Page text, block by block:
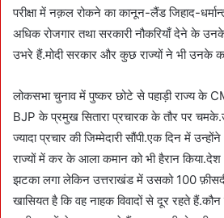
परीक्षा में नक़ल रोकने का कानून-लैंड जिहाद-
अधिक रोजगार तथा सरकारी नौकरियाँ देने के
उभरे हैं.मोदी सरकार और कुछ राज्यों ने भी उनके
लोकसभा चुनाव में पुष्कर छोटे से पहाड़ी राज्य के
BJP के प्रमुख सितारा प्रचारक के तौर पर
ज्यादा प्रचार की जिम्मेदारी सौंपी.एक दिन में
राज्यों में कर के आला कमान को भी हैरान
झटका लगा लेकिन उत्तराखंड में उसको 100
खासियत है कि वह नाहक विवादों से दूर रहते